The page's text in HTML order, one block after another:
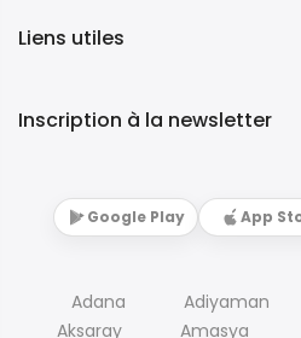
Liens utiles
Inscription à la newsletter
Google Play App
Adana Adiyaman
Aksaray
Amasya